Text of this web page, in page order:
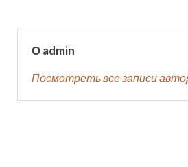
О admin
Посмотреть все записи